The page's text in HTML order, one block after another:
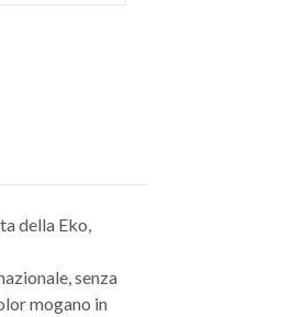
della Eko,
senza
mogano in